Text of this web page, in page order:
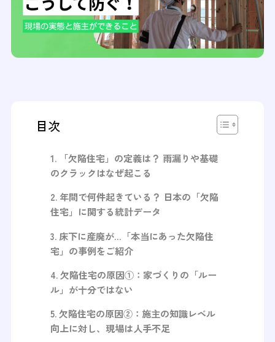
目次
「欠陥住宅」の定義は？ 雨漏りや基礎
のクラックはなぜ起こる
年間で何件起きている？ 日本の「欠陥
住宅」に関する統計データ
床下に産廃が…「本当にあった欠陥住
宅」の事例をご紹介
欠陥住宅の原因①：家づくりの「ルー
ル」が十分ではない
欠陥住宅の原因②：施主の知識レベル
向上に対し、現場は人手不足